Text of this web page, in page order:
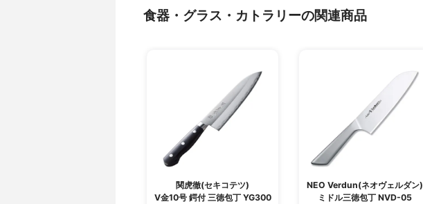
食器・グラス・カトラリーの関連商品
関虎徹(セキコテツ)
V金10号 鍔付 三徳包丁 YG300
NEO Verdun(ネオヴェルダン)
ミドル三徳包丁 NVD-05